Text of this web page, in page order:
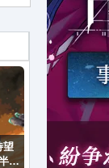
望
期